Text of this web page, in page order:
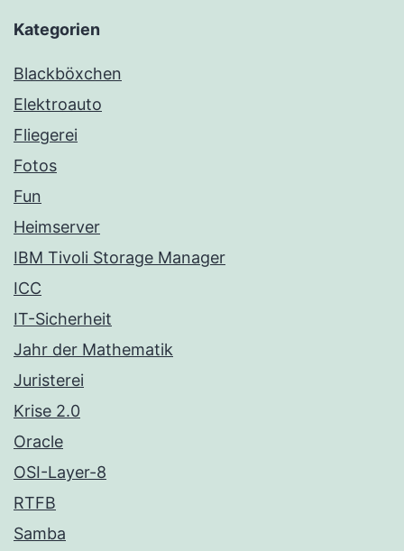
Kategorien
Blackböxchen
Elektroauto
Fliegerei
Fotos
Fun
Heimserver
IBM Tivoli Storage Manager
ICC
IT-Sicherheit
Jahr der Mathematik
Juristerei
Krise 2.0
Oracle
OSI-Layer-8
RTFB
Samba